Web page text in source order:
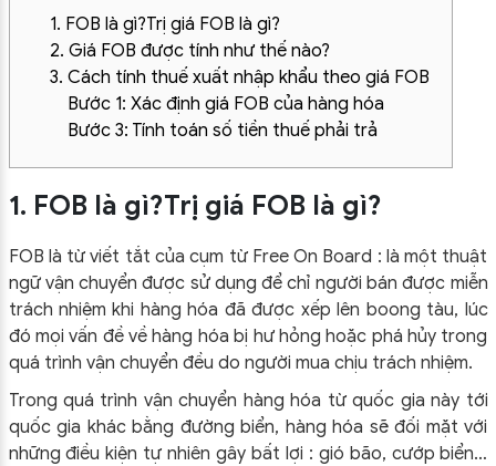
1. FOB là gì?Trị giá FOB là gì?
2. Giá FOB được tính như thế nào?
3. Cách tính thuế xuất nhập khẩu theo giá FOB
Bước 1: Xác định giá FOB của hàng hóa
Bước 3: Tính toán số tiền thuế phải trả
1. FOB là gì?Trị giá FOB là gì?
FOB là từ viết tắt của cụm từ Free On Board : là một thuật
ngữ vận chuyển được sử dụng để chỉ người bán được miễn
trách nhiệm khi hàng hóa đã được xếp lên boong tàu, lúc
đó mọi vấn đề về hàng hóa bị hư hỏng hoặc phá hủy trong
quá trình vận chuyển đều do người mua chịu trách nhiệm.
Trong quá trình vận chuyển hàng hóa từ quốc gia này tới
quốc gia khác bằng đường biển, hàng hóa sẽ đối mặt với
những điều kiện tự nhiên gây bất lợi : gió bão, cướp biển…